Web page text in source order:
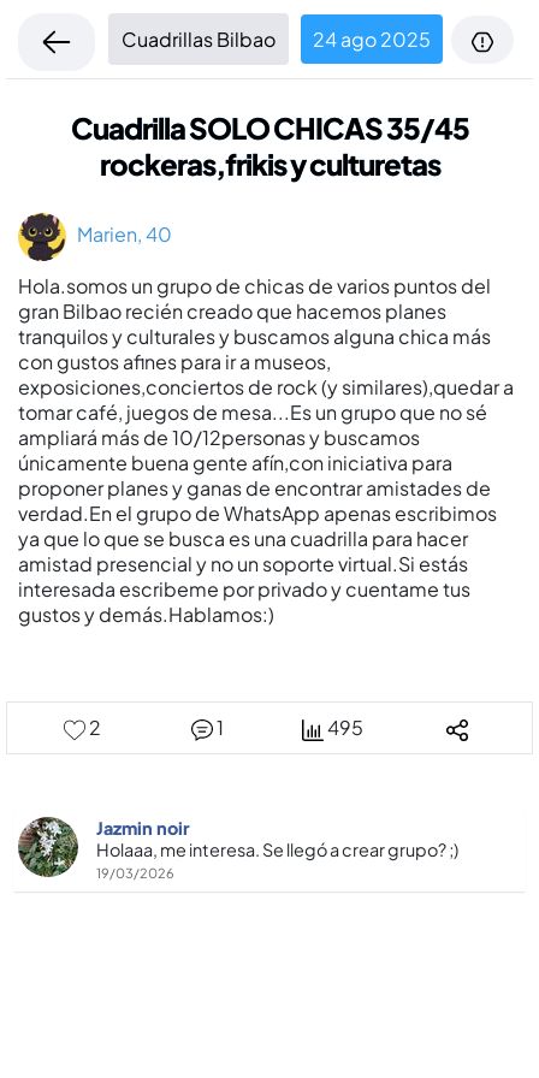
Cuadrillas Bilbao 24 ago 2025
Cuadrilla SOLO CHICAS 35/45
rockeras,frikis y culturetas
Marien, 40
Hola.somos un grupo de chicas de varios puntos del
gran Bilbao recién creado que hacemos planes
tranquilos y culturales y buscamos alguna chica más
con gustos afines para ir a museos,
exposiciones,conciertos de rock (y similares),quedar a
tomar café, juegos de mesa...Es un grupo que no sé
ampliará más de 10/12personas y buscamos
únicamente buena gente afín,con iniciativa para
proponer planes y ganas de encontrar amistades de
verdad.En el grupo de WhatsApp apenas escribimos
ya que lo que se busca es una cuadrilla para hacer
amistad presencial y no un soporte virtual.Si estás
interesada escribeme por privado y cuentame tus
gustos y demás.Hablamos:)
2 1 495
Jazmin noir
Holaaa, me interesa. Se llegó a crear grupo? ;)
19/03/2026